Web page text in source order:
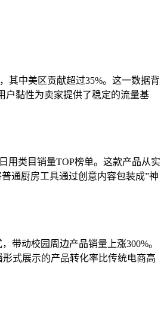
其中美区贡献超过35%。这一数据背
户黏性为卖家提供了稳定的流量基
用类目销量TOP榜单。这款产品从实
通厨房工具通过创意内容包装成”神
带动校园周边产品销量上涨300%。
式展示的产品转化率比传统电商高